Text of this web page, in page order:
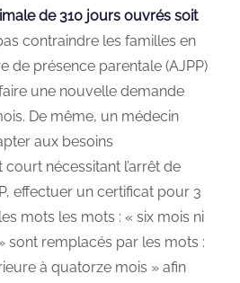
de 310 jours ouvrés soit
contraindre les familles en
de présence parentale (AJPP)
une nouvelle demande
De même, un médecin
aux besoins
nécessitant l’arrêt de
effectuer un certificat pour 3
mots les mots : « six mois ni
sont remplacés par les mots :
à quatorze mois » afin